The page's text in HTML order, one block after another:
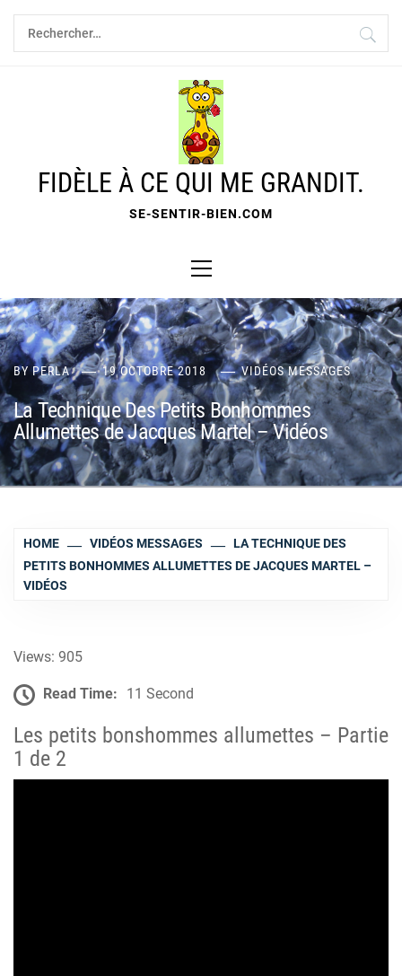
Skip
content
Rechercher :
FIDÈLE À CE QUI ME GRANDIT.
SE-SENTIR-BIEN.COM
Menu
BYPERLA 19 OCTOBRE 2018 VIDÉOS MESSAGES
La Technique Des Petits Bonhommes
Allumettes de Jacques Martel – Vidéos
HOME VIDÉOS MESSAGES
LA TECHNIQUE DES
PETITS BONHOMMES ALLUMETTES DE JACQUES MARTEL –
VIDÉOS
Views: 905
Read Time: 11 Second
Les petits bonshommes allumettes – Partie
1 de 2